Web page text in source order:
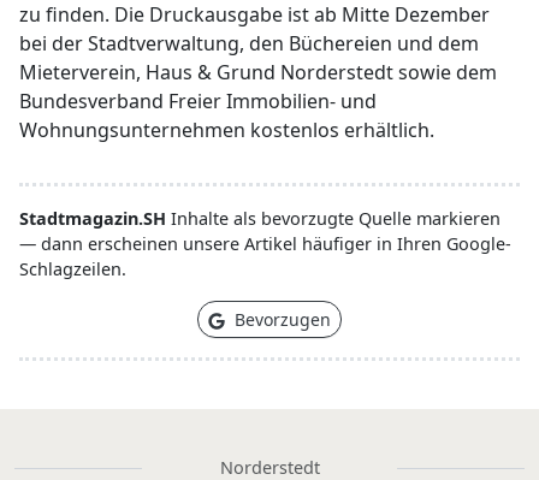
zu finden. Die Druckausgabe ist ab Mitte Dezember
bei der Stadtverwaltung, den Büchereien und dem
Mieterverein, Haus & Grund Norderstedt sowie dem
Bundesverband Freier Immobilien- und
Wohnungsunternehmen kostenlos erhältlich.
Stadtmagazin.SH Inhalte als bevorzugte Quelle markieren
— dann erscheinen unsere Artikel häufiger in Ihren Google-
Schlagzeilen.
Bevorzugen
Norderstedt